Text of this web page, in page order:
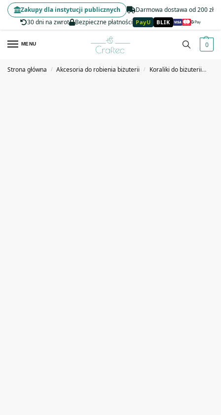
Darmowa dostawa od 200 zł
30 dni na zwrot
Bezpieczne płatności PayU BLIK
Zakupy dla instytucji publicznych
MENU 0
Strona główna / Akcesoria do robienia biżuterii / Koraliki do biżuterii